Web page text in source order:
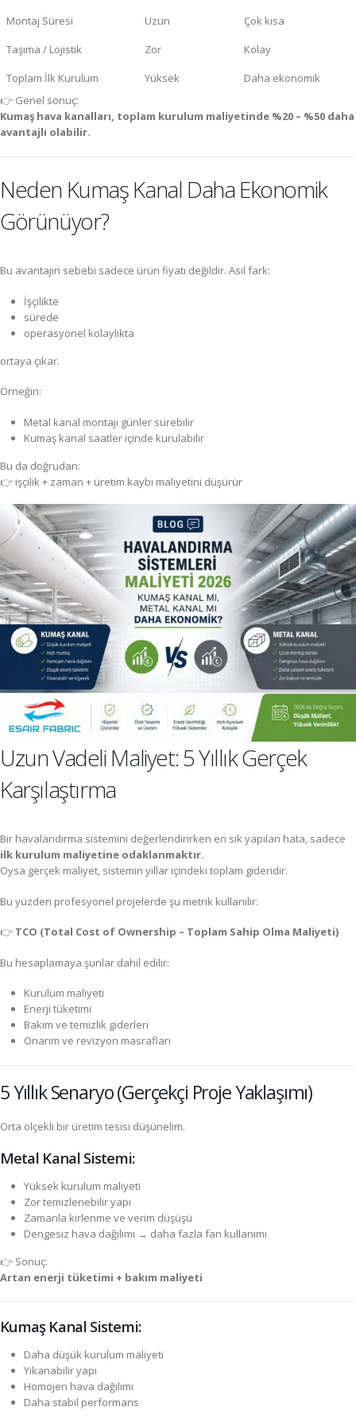
Montaj Süresi Uzun
Çok kısa
Taşıma / Lojistik
Zor
Kolay
Toplam İlk Kurulum
Yüksek
Daha ekonomik
👉 Genel sonuç:
Kumaş hava kanalları, toplam kurulum maliyetinde %20 – %50 daha
avantajlı olabilir.
Neden Kumaş Kanal Daha Ekonomik
Görünüyor?
Bu avantajın sebebi sadece ürün fiyatı değildir. Asıl fark:
İşçilikte
sürede
operasyonel kolaylıkta
ortaya çıkar.
Örneğin:
Metal kanal montajı günler sürebilir
Kumaş kanal saatler içinde kurulabilir
Bu da doğrudan:
👉 işçilik + zaman + üretim kaybı maliyetini düşürür
Uzun Vadeli Maliyet: 5 Yıllık Gerçek
Karşılaştırma
Bir havalandırma sistemini değerlendirirken en sık yapılan hata, sadece
ilk kurulum maliyetine odaklanmaktır.
Oysa gerçek maliyet, sistemin yıllar içindeki toplam gideridir.
Bu yüzden profesyonel projelerde şu metrik kullanılır:
👉 TCO (Total Cost of Ownership – Toplam Sahip Olma Maliyeti)
Bu hesaplamaya şunlar dahil edilir:
Kurulum maliyeti
Enerji tüketimi
Bakım ve temizlik giderleri
Onarım ve revizyon masrafları
5 Yıllık Senaryo (Gerçekçi Proje Yaklaşımı)
Orta ölçekli bir üretim tesisi düşünelim.
Metal Kanal Sistemi:
Yüksek kurulum maliyeti
Zor temizlenebilir yapı
Zamanla kirlenme ve verim düşüşü
Dengesiz hava dağılımı → daha fazla fan kullanımı
👉 Sonuç:
Artan enerji tüketimi + bakım maliyeti
Kumaş Kanal Sistemi:
Daha düşük kurulum maliyeti
Yıkanabilir yapı
Homojen hava dağılımı
Daha stabil performans